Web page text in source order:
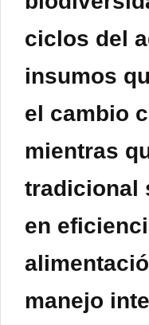
ciclos del
insumos
el cambio
mientras
tradicional
en
manejo